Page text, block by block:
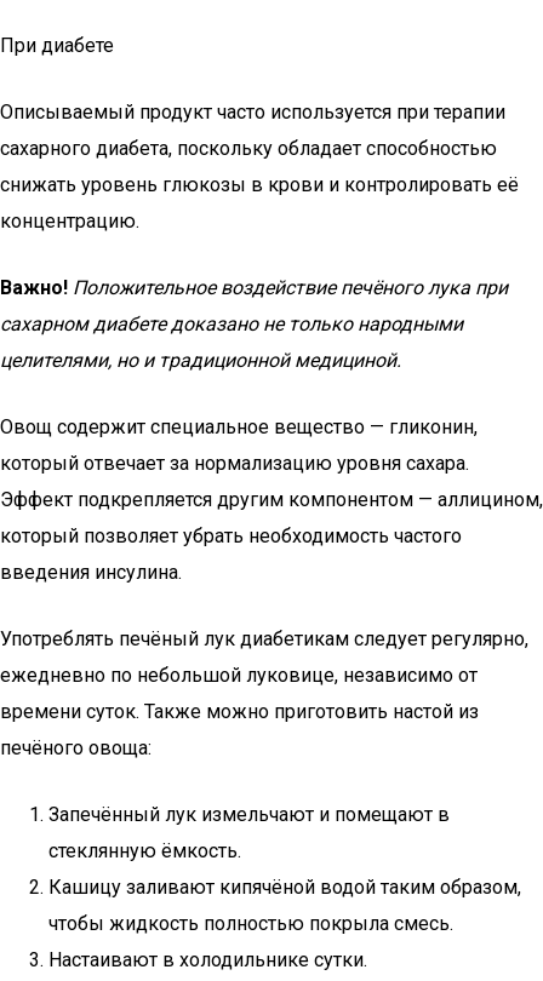
При диабете
Описываемый продукт часто используется при терапии
сахарного диабета, поскольку обладает способностью
снижать уровень глюкозы в крови и контролировать её
концентрацию.
Важно! Положительное воздействие печёного лука при
сахарном диабете доказано не только народными
целителями, но и традиционной медициной.
Овощ содержит специальное вещество — гликонин,
который отвечает за нормализацию уровня сахара.
Эффект подкрепляется другим компонентом — аллицином,
который позволяет убрать необходимость частого
введения инсулина.
Употреблять печёный лук диабетикам следует регулярно,
ежедневно по небольшой луковице, независимо от
времени суток. Также можно приготовить настой из
печёного овоща:
Запечённый лук измельчают и помещают в
стеклянную ёмкость.
Кашицу заливают кипячёной водой таким образом,
чтобы жидкость полностью покрыла смесь.
Настаивают в холодильнике сутки.